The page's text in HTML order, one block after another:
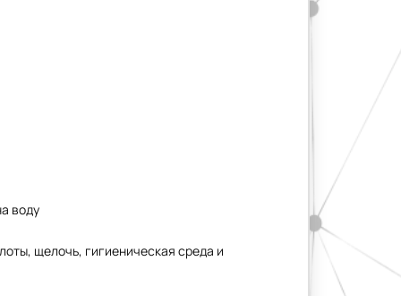
воду
щелочь, гигиеническая среда и